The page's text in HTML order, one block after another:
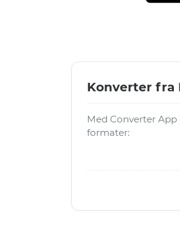
Konverter fra
Med Converter
formater: